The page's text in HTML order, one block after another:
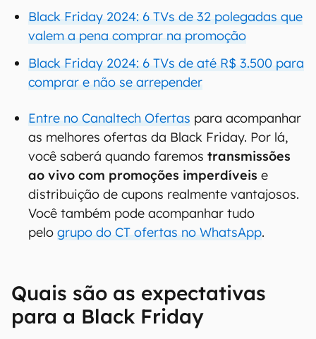
Black Friday 2024: 6 TVs de 32 polegadas que
valem a pena comprar na promoção
Black Friday 2024: 6 TVs de até R$ 3.500 para
comprar e não se arrepender
Entre no Canaltech Ofertas para acompanhar
as melhores ofertas da Black Friday. Por lá,
você saberá quando faremos transmissões
ao vivo com promoções imperdíveis e
distribuição de cupons realmente vantajosos.
Você também pode acompanhar tudo
pelo grupo do CT ofertas no WhatsApp.
Quais são as expectativas
para a Black Friday